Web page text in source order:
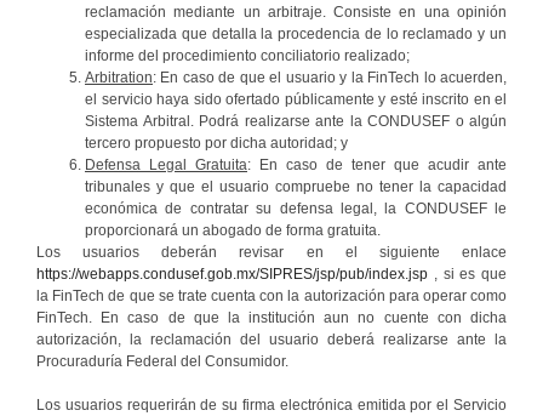
reclamación mediante un arbitraje. Consiste en una opinión
especializada que detalla la procedencia de lo reclamado y un
informe del procedimiento conciliatorio realizado;
Arbitration: En caso de que el usuario y la FinTech lo acuerden,
el servicio haya sido ofertado públicamente y esté inscrito en el
Sistema Arbitral. Podrá realizarse ante la CONDUSEF o algún
tercero propuesto por dicha autoridad; y
Defensa Legal Gratuita: En caso de tener que acudir ante
tribunales y que el usuario compruebe no tener la capacidad
económica de contratar su defensa legal, la CONDUSEF le
proporcionará un abogado de forma gratuita.
Los usuarios deberán revisar en el siguiente enlace
https://webapps.condusef.gob.mx/SIPRES/jsp/pub/index.jsp
, si es que
la FinTech de que se trate cuenta con la autorización para operar como
FinTech. En caso de que la institución aun no cuente con dicha
autorización, la reclamación del usuario deberá realizarse ante la
Procuraduría Federal del Consumidor.
Los usuarios requerirán de su firma electrónica emitida por el Servicio